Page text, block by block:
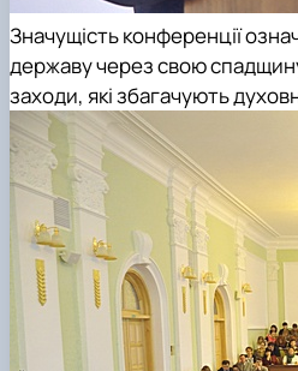
Значущість конференції
державу через свою
заходи, які збагачують